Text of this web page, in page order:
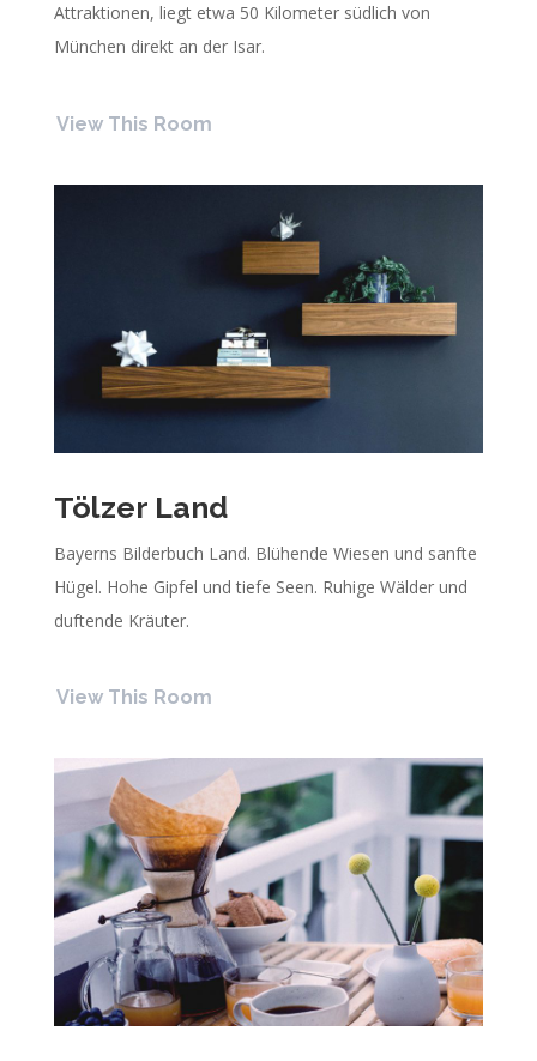
Attraktionen, liegt etwa 50 Kilometer südlich von
München direkt an der Isar.
View This Room
Tölzer Land
Bayerns Bilderbuch Land. Blühende Wiesen und sanfte
Hügel. Hohe Gipfel und tiefe Seen. Ruhige Wälder und
duftende Kräuter.
View This Room